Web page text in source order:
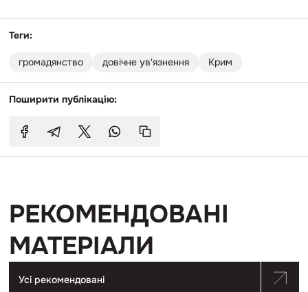
Теги:
громадянство довічне ув'язнення Крим
Поширити публікацію:
РЕКОМЕНДОВАНІ
МАТЕРІАЛИ
Усі рекомендовані